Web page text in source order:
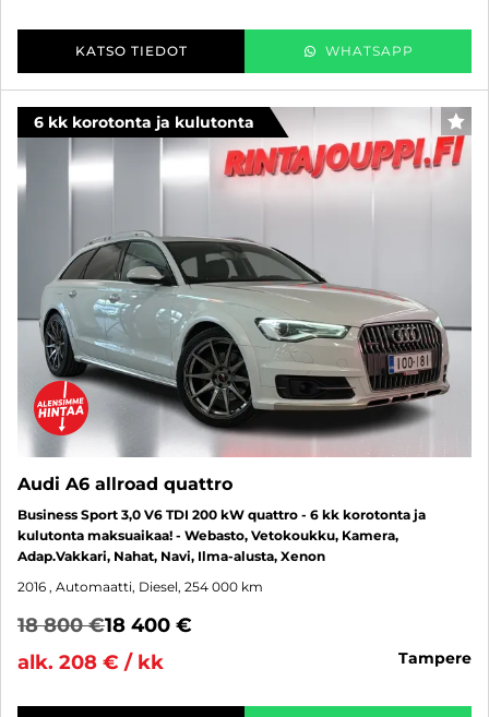
KATSO TIEDOT WHATSAPP
6 kk korotonta ja kulutonta
Audi A6 allroad quattro
Business Sport 3,0 V6 TDI 200 kW quattro - 6 kk korotonta ja
kulutonta maksuaikaa! - Webasto, Vetokoukku, Kamera,
Adap.Vakkari, Nahat, Navi, Ilma-alusta, Xenon
2016 , Automaatti, Diesel, 254 000 km
18 800 €18 400 €
alk. 208 € / kk
tampere